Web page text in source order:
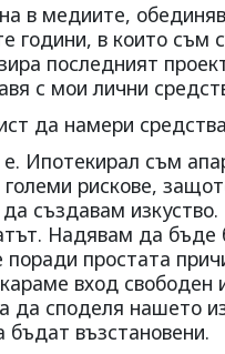
в медиите,
години, в които съм
последният
с мои лични
да намери
Ипотекирал съм
рискове,
създавам
Надявам да бъде
простата
вход
да споделя нашето
възстановени.